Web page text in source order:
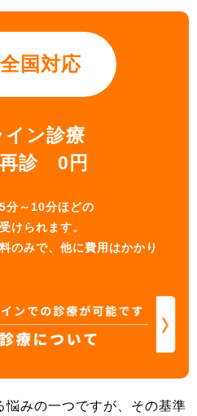
全国対応
イン診療
診 0円
分～10分ほどの
けられます。
のみで、他に費用はかかり
悩みの一つですが、その基準